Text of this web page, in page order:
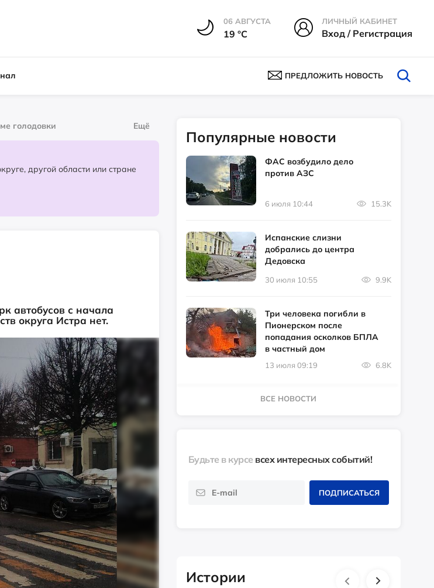
06 АВГУСТА
19 °С
ЛИЧНЫЙ КАБИНЕТ
Вход / Регистрация
ПРЕДЛОЖИТЬ НОВОСТЬ
голодовки Ещё
которые происходят в соседнем округе, другой области или стране
автобусов с начала
округа Истра нет.
Популярные новости
ФАС возбудило дело
против АЗС
6 июля 10:44 15.3K
Испанские слизни
добрались до центра
Дедовска
30 июля 10:55 9.9K
Три человека погибли в
Пионерском после
попадания осколков БПЛА
в частный дом
13 июля 09:19 6.8K
ВСЕ НОВОСТИ
Будьте в курсе всех интересных событий!
ПОДПИСАТЬСЯ
Истории